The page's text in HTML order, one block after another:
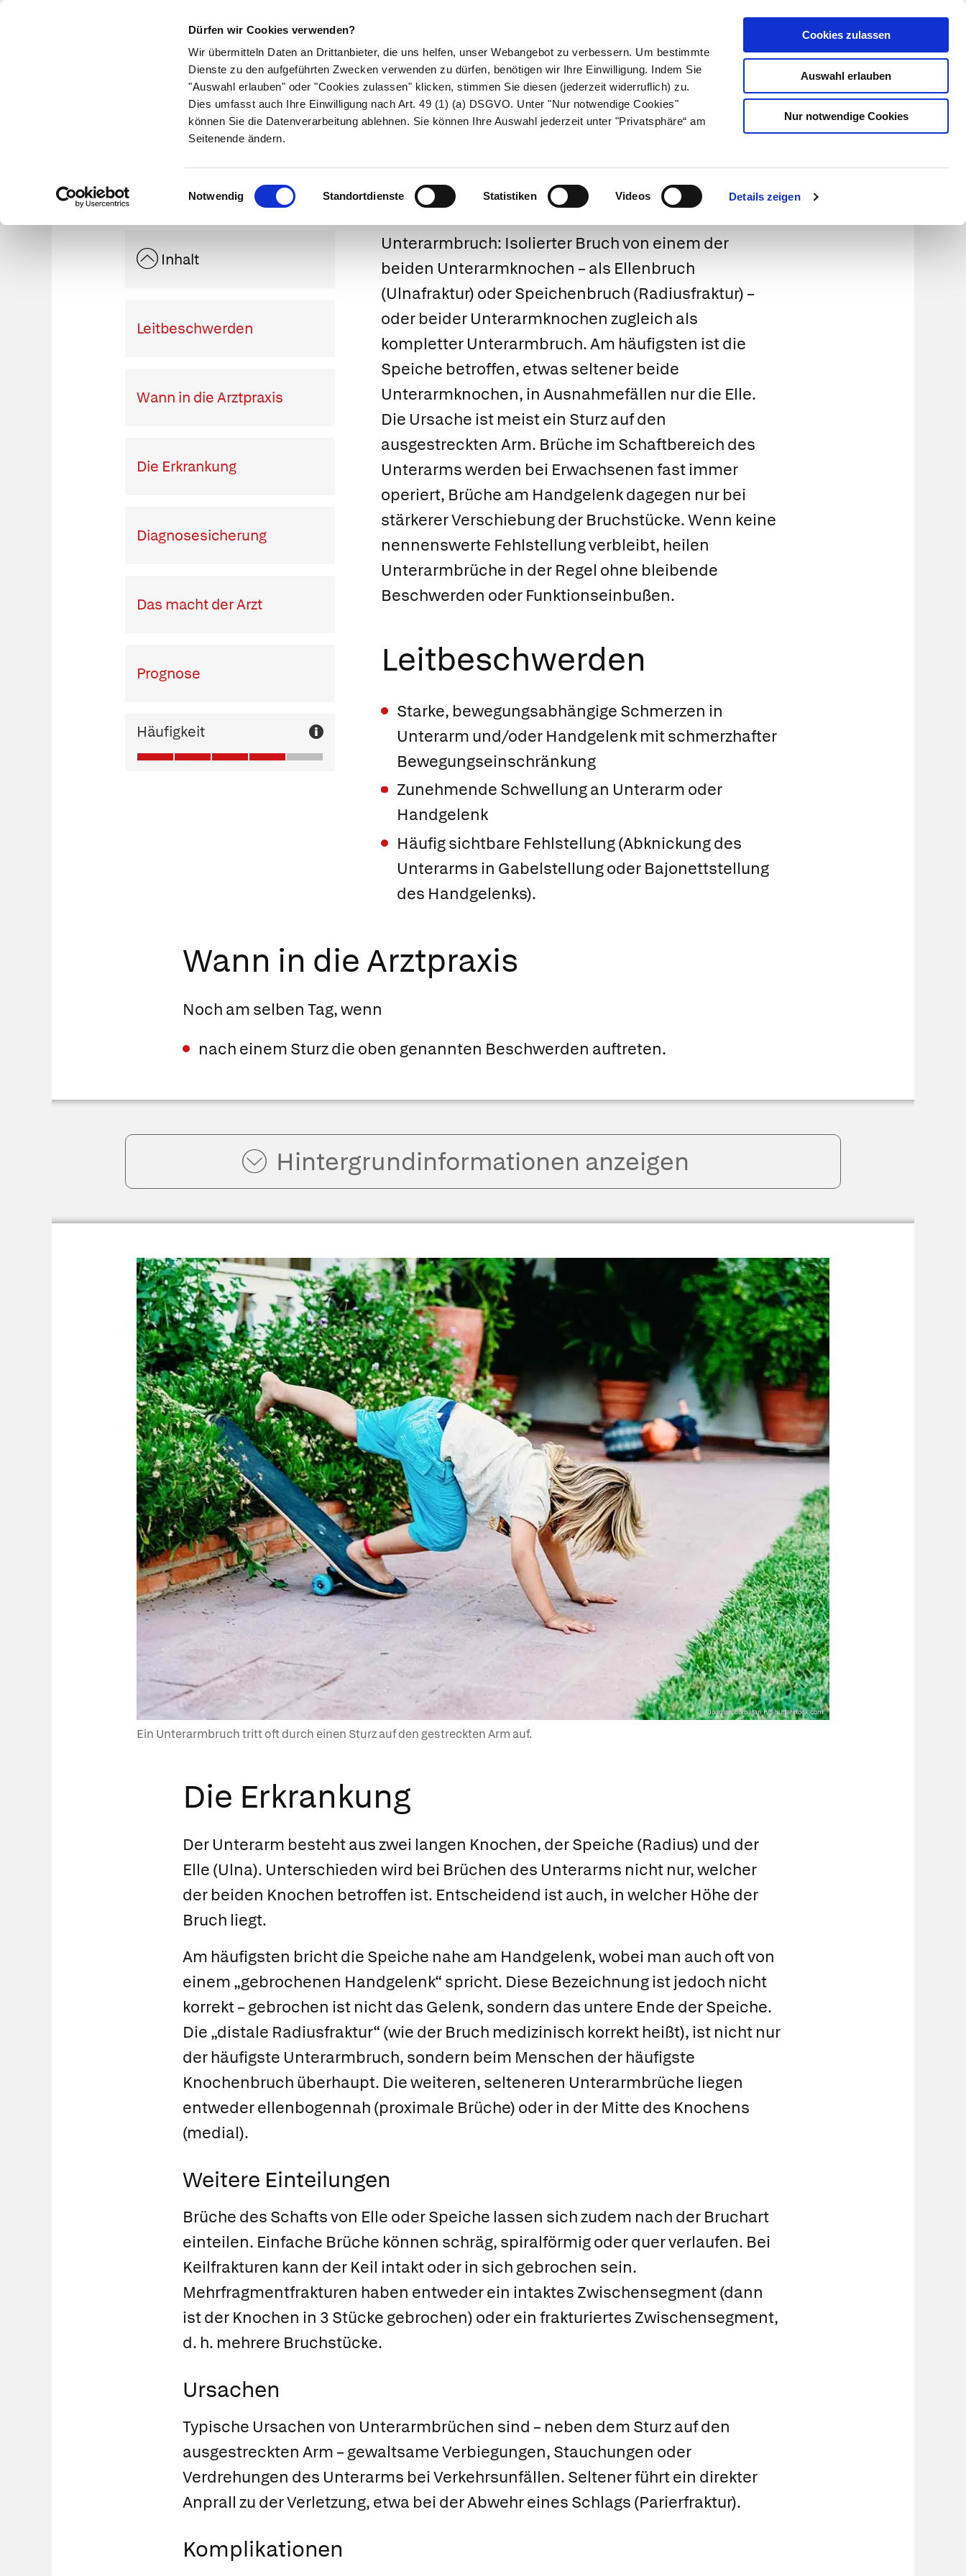
Dürfen wir Cookies verwenden?
Wir übermitteln Daten an Drittanbieter, die uns helfen, unser Webangebot zu verbessern. Um bestimmte
Dienste zu den aufgeführten Zwecken verwenden zu dürfen, benötigen wir Ihre Einwilligung. Indem Sie
"Auswahl erlauben" oder "Cookies zulassen" klicken, stimmen Sie diesen (jederzeit widerruflich) zu.
Dies umfasst auch Ihre Einwilligung nach Art. 49 (1) (a) DSGVO. Unter "Nur notwendige Cookies"
können Sie die Datenverarbeitung ablehnen. Sie können Ihre Auswahl jederzeit unter "Privatsphäre“ am
Seitenende ändern.
Einwilligungsauswahl
Notwendig Standortdienste Statistiken Videos Details zeigen
Cookies zulassen
Auswahl erlauben
Nur notwendige Cookies
Kundenlogin
Suche
Symptome Therapie Medikamente Naturheilkunde Eltern & Kind Gesund leben Über uns
Unterarmbruch
Inhalt
Leitbeschwerden
Wann in die Arztpraxis
Die Erkrankung
Diagnosesicherung
Das macht der Arzt
Prognose
Häufigkeit
Unterarmbruch: Isolierter Bruch von einem der
beiden Unterarmknochen – als Ellenbruch
(Ulnafraktur) oderSpeichenbruch (Radiusfraktur) –
oder beider Unterarmknochen zugleich als
kompletter Unterarmbruch. Am häufigsten ist die
Speiche betroffen, etwas seltener beide
Unterarmknochen, in Ausnahmefällen nur die Elle.
Die Ursache ist meist ein Sturz auf den
ausgestreckten Arm. Brüche im Schaftbereich des
Unterarms werden bei Erwachsenen fast immer
operiert, Brüche am Handgelenk dagegen nur bei
stärkerer Verschiebung der Bruchstücke. Wenn keine
nennenswerte Fehlstellung verbleibt, heilen
Unterarmbrüche in der Regel ohne bleibende
Beschwerden oder Funktionseinbußen.
Leitbeschwerden
Starke, bewegungsabhängige Schmerzen in
Unterarm und/oder Handgelenk mit schmerzhafter
Bewegungseinschränkung
Zunehmende Schwellung an Unterarm oder
Handgelenk
Häufig sichtbare Fehlstellung (Abknickung des
Unterarms in Gabelstellung oder Bajonettstellung
des Handgelenks).
Wann in die Arztpraxis
Noch am selben Tag, wenn
nach einem Sturz die oben genannten Beschwerden auftreten.
Hintergrund­informationen anzeigen
Joaquin Corbatan P/Shutterstock.com
Ein Unterarmbruch tritt oft durch einen Sturz auf den gestreckten Arm auf.
Die Erkrankung
Der Unterarm besteht aus zwei langen Knochen, der Speiche (Radius) und der
Elle (Ulna). Unterschieden wird bei Brüchen des Unterarms nicht nur, welcher
der beiden Knochen betroffen ist. Entscheidend ist auch, in welcher Höhe der
Bruch liegt.
Am häufigsten bricht die Speiche nahe am Handgelenk, wobei man auch oft von
einem „gebrochenen Handgelenk“ spricht. Diese Bezeichnung ist jedoch nicht
korrekt – gebrochen ist nicht das Gelenk, sondern das untere Ende der Speiche.
Die „distale Radiusfraktur“ (wie der Bruch medizinisch korrekt heißt), ist nicht nur
der häufigste Unterarmbruch, sondern beim Menschen der häufigste
Knochenbruch überhaupt. Die weiteren, selteneren Unterarmbrüche liegen
entweder ellenbogennah (proximale Brüche) oder in der Mitte des Knochens
(medial).
Weitere Einteilungen
Brüche des Schafts von Elle oder Speiche lassen sich zudem nach der Bruchart
einteilen. Einfache Brüche können schräg, spiralförmig oder quer verlaufen. Bei
Keilfrakturen kann der Keil intakt oder in sich gebrochen sein.
Mehrfragmentfrakturen haben entweder ein intaktes Zwischensegment (dann
ist der Knochen in 3 Stücke gebrochen) oder ein frakturiertes Zwischensegment,
d. h. mehrere Bruchstücke.
Ursachen
Typische Ursachen von Unterarmbrüchen sind – neben dem Sturz auf den
ausgestreckten Arm – gewaltsame Verbiegungen, Stauchungen oder
Verdrehungen des Unterarms bei Verkehrsunfällen. Seltener führt ein direkter
Anprall zu der Verletzung, etwa bei der Abwehr eines Schlags (Parierfraktur).
Komplikationen